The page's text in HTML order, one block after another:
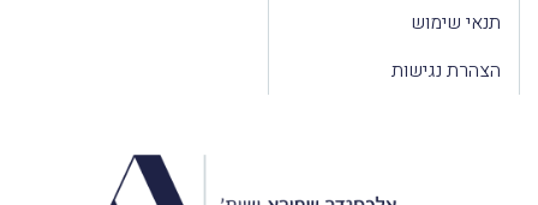
תנאי שימוש
הצהרת נגישות